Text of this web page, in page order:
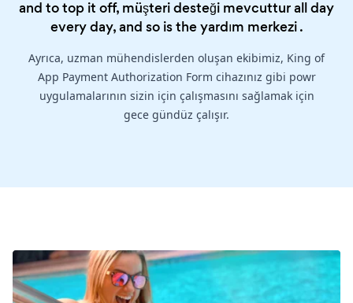
and to top it off, müşteri desteği mevcuttur all day
every day, and so is theyardım merkezi.
Ayrıca, uzman mühendislerden oluşan ekibimiz, King of
App Payment Authorization Form cihazınız gibi powr
uygulamalarının sizin için çalışmasını sağlamak için
gece gündüz çalışır.